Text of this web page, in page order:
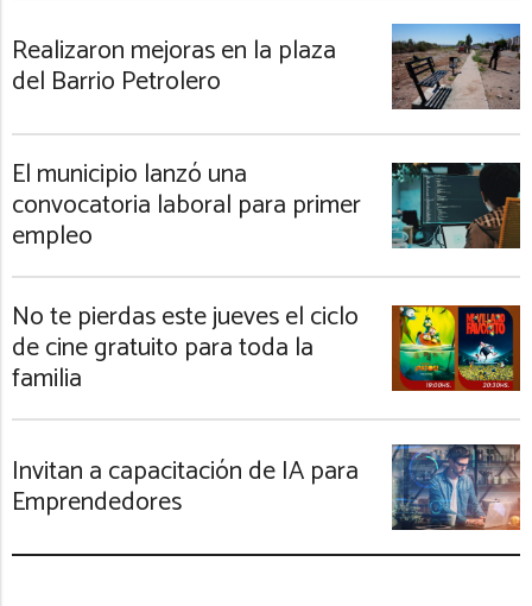
Realizaron mejoras en la plaza
del Barrio Petrolero
El municipio lanzó una
convocatoria laboral para primer
empleo
No te pierdas este jueves el ciclo
de cine gratuito para toda la
familia
Invitan a capacitación de IA para
Emprendedores